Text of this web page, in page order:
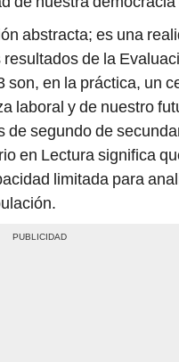
abstracta; es una
de la
en la práctica, un
laboral y de nuestro
de segundo de
en Lectura significa
limitada para